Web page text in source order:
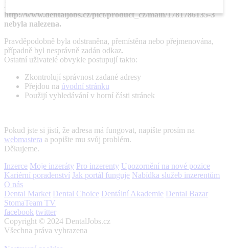
Je nám líto, ale požadovaná stránka na adrese
http://www.dentaljobs.cz/pict/product_cz/main/1781786135-З
nebyla nalezena.
Pravděpodobně byla odstraněna, přemístěna nebo přejmenována,
případně byl nesprávně zadán odkaz.
Ostatní uživatelé obvykle postupují takto:
Zkontrolují správnost zadané adresy
Přejdou na úvodní stránku
Použijí vyhledávání v horní části stránek
Pokud jste si jistí, že adresa má fungovat, napište prosím na
webmastera a popište mu svůj problém.
Děkujeme.
Inzerce Moje inzeráty Pro inzerenty Upozornění na nové pozice
Kariérní poradenství Jak portál funguje Nabídka služeb inzerentům
O nás
Dental Market Dental Choice Dentální Akademie Dental Bazar
StomaTeam TV
facebook twitter
Copyright © 2024 DentalJobs.cz
Všechna práva vyhrazena